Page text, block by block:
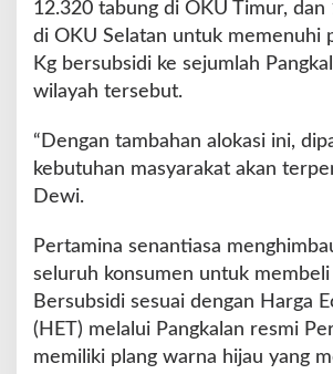
a
n
L
G
i
U
T
m
u
r
12.320 tabung di OKU Timur, dan
di OKU Selatan untuk memenuhi
Kg bersubsidi ke sejumlah
wilayah tersebut.
“Dengan tambahan alokasi ini,
kebutuhan masyarakat akan
Dewi.
Pertamina senantiasa
seluruh konsumen untuk membeli
Bersubsidi sesuai dengan Harga
(HET) melalui Pangkalan resmi
memiliki plang warna hijau yang